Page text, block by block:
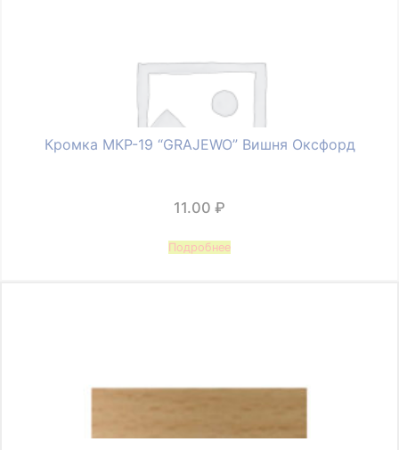
Кромка МКР-19 “GRAJEWO” Вишня Оксфорд
11.00 ₽
Подробнее